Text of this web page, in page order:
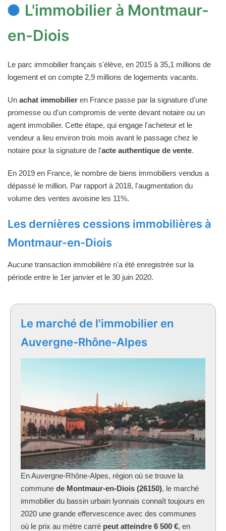
L'immobilier à Montmaur-
en-Diois
Le parc immobilier français s'élève, en 2015 à 35,1 millions de
logement et on compte 2,9 millions de logements vacants.
Un achat immobilier en France passe par la signature d'une
promesse ou d'un compromis de vente devant notaire ou un
agent immobilier. Cette étape, qui engage l'acheteur et le
vendeur a lieu environ trois mois avant le passage chez le
notaire pour la signature de l'acte authentique de vente.
En 2019 en France, le nombre de biens immobiliers vendus a
dépassé le million. Par rapport à 2018, l'augmentation du
volume des ventes avoisine les 11%.
Les dernières cessions immobilières à
Montmaur-en-Diois
Aucune transaction immobilière n'a été enregistrée sur la
période entre le 1er janvier et le 30 juin 2020.
Le marché de l'immobilier en
Auvergne-Rhône-Alpes
En Auvergne-Rhône-Alpes, région où se trouve la
commune de Montmaur-en-Diois (26150), le marché
immobilier du bassin urbain lyonnais connaît toujours en
2020 une grande effervescence avec des communes
où le prix au mètre carré peut atteindre 6 500 €, en